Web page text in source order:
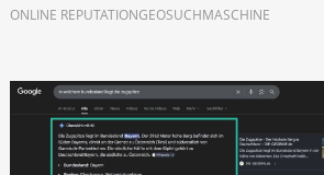
ONLINE REPUTATIONGEOSUCHMASCHINE